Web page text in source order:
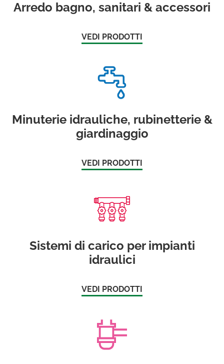
Arredo bagno, sanitari & accessori
VEDI PRODOTTI
Minuterie idrauliche, rubinetterie &
giardinaggio
VEDI PRODOTTI
Sistemi di carico per impianti
idraulici
VEDI PRODOTTI